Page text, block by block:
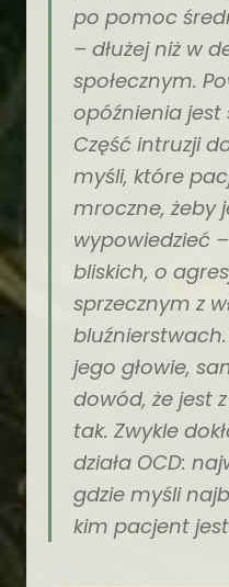
po pomoc
– dłużej niż w
społecznym.
opóźnienia
Część intruzji
myśli, które
mroczne, żeby
wypowiedzieć
bliskich, o
sprzecznym z
jego głowie,
dowód, że jest
tak. Zwykle
działa OCD:
gdzie myśli
kim pacjent